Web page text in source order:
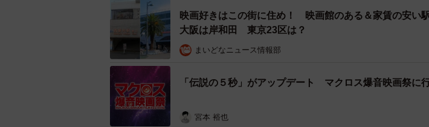
IMAXレーザー/GTテクノロジーとは
シネコンとしては日本最大級、ビル6階建てに匹敵する高さ18メートル超
超の誰もが圧倒される巨大スクリーンに、日本初の高解像度の4Kツイン
ターで、通常の映画館では再現できなかった明るさ・コントラスト・カラ
映画好きはこの街に住め！ 映画館のある＆家賃の安い
大阪は岸和田 東京23区は？
まいどなニュース情報部
「伝説の５秒」がアップデート マクロス爆音映画祭に
宮本 裕也